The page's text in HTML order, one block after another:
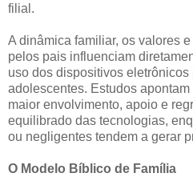
filial.
A dinâmica familiar, os valores
pelos pais influenciam
uso dos dispositivos eletrônicos
adolescentes. Estudos
maior envolvimento, apoio e
equilibrado das tecnologias,
ou negligentes tendem a gerar
O Modelo Bíblico de Família